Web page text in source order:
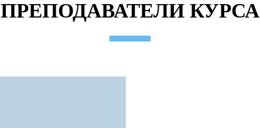
ПРЕПОДАВАТЕЛИ КУРСА